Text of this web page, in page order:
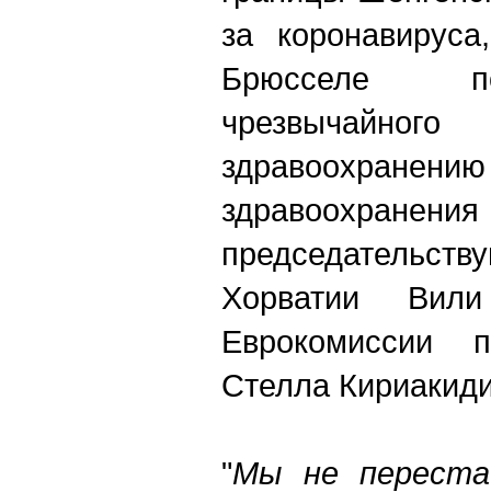
за
Брюсселе
здравоохранения
Хорватии
Еврокомиссии
Стелла
"Мы не